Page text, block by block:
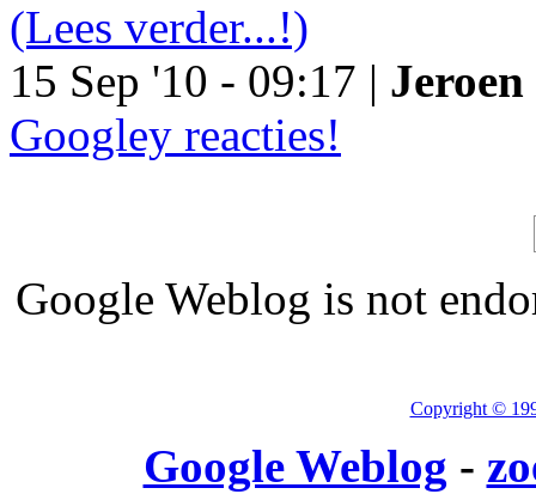
(Lees verder...!)
15 Sep '10 - 09:17 |
Googley reacties!
Google Weblog is not
Copyright ©
Google Weblog -